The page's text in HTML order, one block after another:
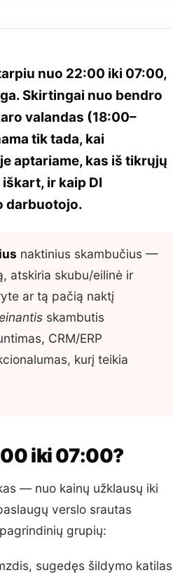
nuo 22:00 iki 07:00,
Skirtingai nuo bendro
valandas (18:00–
tik tada, kai
aptariame, kas iš tikrųjų
ir kaip DI
darbuotojo.
naktinius skambučius —
atskiria skubu/eilinė ir
ar tą pačią naktį
skambutis
CRM/ERP
kurį teikia
iki 07:00?
— nuo kainų užklausų iki
verslo srautas
grupių:
sugedęs šildymo katilas